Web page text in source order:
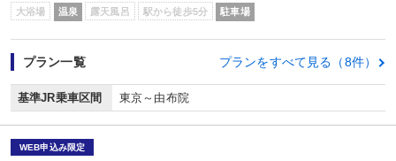
大浴場 温泉 露天風呂 駅から徒歩5分 駐車場
プラン一覧 プランをすべて見る（8件）
基準JR乗車区間 東京～由布院
WEB申込み限定